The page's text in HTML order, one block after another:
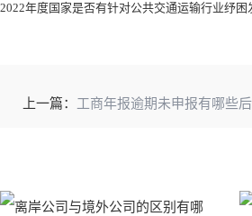
2022年度国家是否有针对公共交通运输行业纾困
上一篇： 工商年报逾期未申报有哪些后